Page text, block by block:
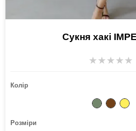
Сукня хакі
★★★★★
Колір
Розміри